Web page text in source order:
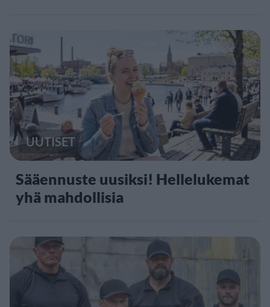
UUTISET
Sääennuste uusiksi! Hellelukemat
yhä mahdollisia